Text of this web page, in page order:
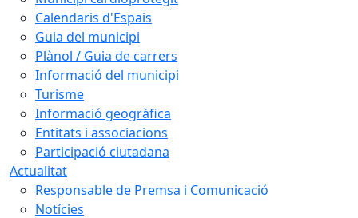
Calendaris d'Espais
Guia del municipi
Plànol / Guia de carrers
Informació del municipi
Turisme
Informació geogràfica
Entitats i associacions
Participació ciutadana
Actualitat
Responsable de Premsa i Comunicació
Notícies